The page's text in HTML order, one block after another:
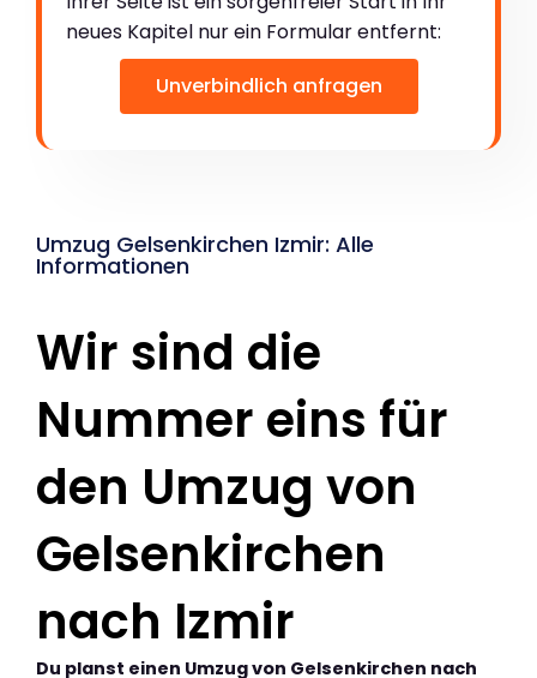
neues Kapitel nur ein Formular entfernt:
Unverbindlich anfragen
Umzug Gelsenkirchen Izmir: Alle
Informationen
Wir sind die
Nummer eins für
den Umzug von
Gelsenkirchen
nach Izmir
Du planst einen Umzug von Gelsenkirchen nach